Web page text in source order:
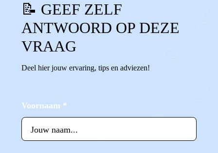
📝 GEEF ZELF
ANTWOORD OP DEZE
VRAAG
Deel hier jouw ervaring, tips en adviezen!
Voornaam *